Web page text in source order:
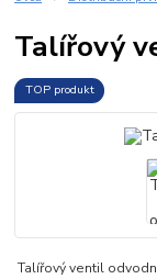
Talířový
TOP produkt
Talířový ventil